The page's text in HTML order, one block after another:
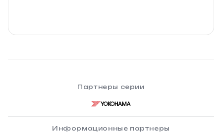
Партнеры серии
Информационные партнеры